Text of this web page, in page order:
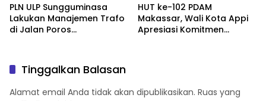
PLN ULP Sungguminasa
Lakukan Manajemen Trafo
di Jalan Poros
HUT ke-102 PDAM
Makassar, Wali Kota Appi
Apresiasi Komitmen
Tinggalkan Balasan
Alamat email Anda tidak akan dipublikasikan. Ruas yang